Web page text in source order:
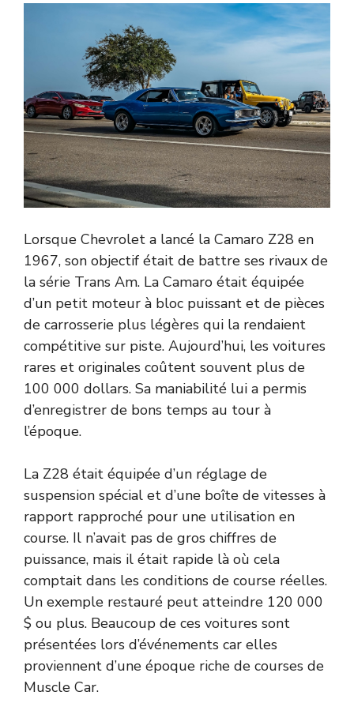
Lorsque Chevrolet a lancé la Camaro Z28 en
1967, son objectif était de battre ses rivaux de
la série Trans Am. La Camaro était équipée
d’un petit moteur à bloc puissant et de pièces
de carrosserie plus légères qui la rendaient
compétitive sur piste. Aujourd’hui, les voitures
rares et originales coûtent souvent plus de
100 000 dollars. Sa maniabilité lui a permis
d’enregistrer de bons temps au tour à
l’époque.
La Z28 était équipée d’un réglage de
suspension spécial et d’une boîte de vitesses à
rapport rapproché pour une utilisation en
course. Il n’avait pas de gros chiffres de
puissance, mais il était rapide là où cela
comptait dans les conditions de course réelles.
Un exemple restauré peut atteindre 120 000
$ ou plus. Beaucoup de ces voitures sont
présentées lors d’événements car elles
proviennent d’une époque riche de courses de
Muscle Car.